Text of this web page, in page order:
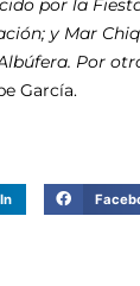
por la
y Mar
Por
García.